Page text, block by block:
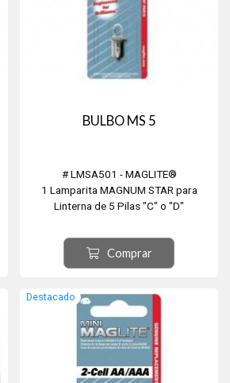
BULBO MS 5
# LMSA501 - MAGLITE®
1 Lamparita MAGNUM STAR para
Linterna de 5 Pilas "C" o "D"
Comprar
Destacado